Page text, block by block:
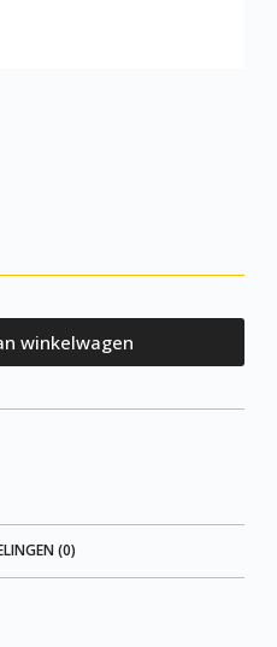
winkelwagen
(0)